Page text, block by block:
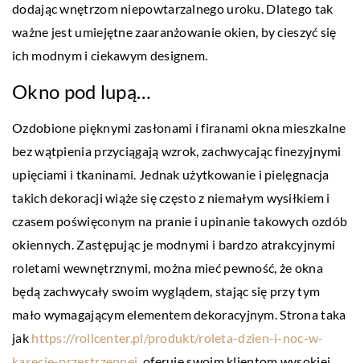
dodając wnętrzom niepowtarzalnego uroku. Dlatego tak
ważne jest umiejętne zaaranżowanie okien, by cieszyć się
ich modnym i ciekawym designem.
Okno pod lupą…
Ozdobione pięknymi zasłonami i firanami okna mieszkalne
bez wątpienia przyciągają wzrok, zachwycając finezyjnymi
upięciami i tkaninami. Jednak użytkowanie i pielęgnacja
takich dekoracji wiąże się często z niemałym wysiłkiem i
czasem poświęconym na pranie i upinanie takowych ozdób
okiennych. Zastępując je modnymi i bardzo atrakcyjnymi
roletami wewnętrznymi, można mieć pewność, że okna
będą zachwycały swoim wyglądem, stając się przy tym
mało wymagającym elementem dekoracyjnym. Strona taka
jak https://rollcenter.pl/produkt/roleta-dzien-i-noc-w-